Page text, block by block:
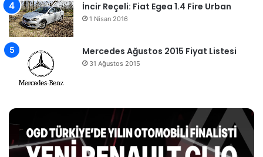
İncir Reçeli: Fiat Egea 1.4 Fire Urban
1 Nisan 2016
Mercedes Ağustos 2015 Fiyat Listesi
31 Ağustos 2015